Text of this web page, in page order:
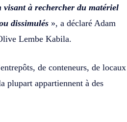
visant à rechercher du matériel
dissimulés », a déclaré Adam
Lembe Kabila.
de conteneurs, de locaux
plupart appartiennent à des